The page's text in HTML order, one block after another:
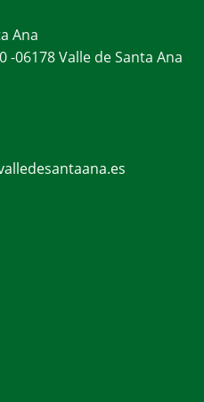
Ana
-06178 Valle de Santa Ana